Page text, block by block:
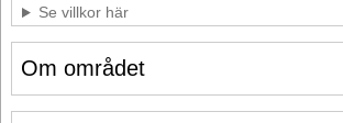
Om området
Se villkor här